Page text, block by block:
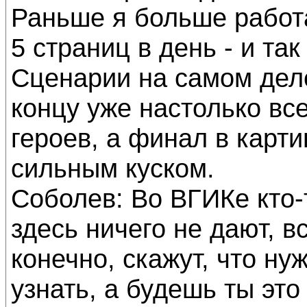
Раньше я больше
5 страниц в день - и
Сценарии на самом
концу уже настолько
героев, а финал в
сильным куском.
Соболев: Во ВГИКе
здесь ничего не дают,
конечно, скажут, что
узнать, а будешь ты